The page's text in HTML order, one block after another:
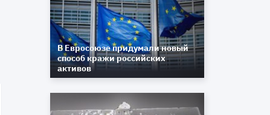
В Евросоюзе придумали новый
способ кражи российских
активов